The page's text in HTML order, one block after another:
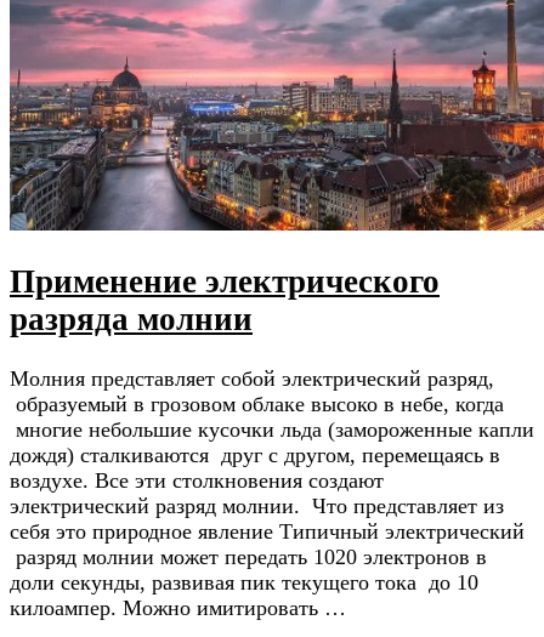
Применение электрического
разряда молнии
Молния представляет собой электрический разряд,
образуемый в грозовом облаке высоко в небе, когда
многие небольшие кусочки льда (замороженные капли
дождя) сталкиваются друг с другом, перемещаясь в
воздухе. Все эти столкновения создают
электрический разряд молнии. Что представляет из
себя это природное явление Типичный электрический
разряд молнии может передать 1020 электронов в
доли секунды, развивая пик текущего тока до 10
килоампер. Можно имитировать …